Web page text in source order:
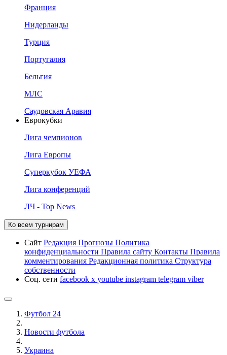
Франция
Нидерланды
Турция
Португалия
Бельгия
МЛС
Саудовская Аравия
Еврокубки
Лига чемпионов
Лига Европы
Суперкубок УЕФА
Лига конференций
ЛЧ - Top News
Ко всем турнирам
Сайт Редакция Прогнозы Политика
конфиденциальности Правила сайту Контакты Правила
комментирования Редакционная политика Структура
собственности
Соц. сети facebook x youtube instagram telegram viber
Футбол 24
Новости футбола
Украина